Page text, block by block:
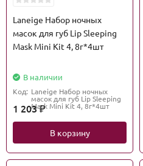
Laneige Набор ночных
масок для губ Lip Sleeping
Mask Mini Kit 4, 8г*4шт
В наличии
Код: Laneige Набор ночных
масок для губ Lip Sleeping
Mask Mini Kit 4, 8г*4шт
1 203₽
В корзину